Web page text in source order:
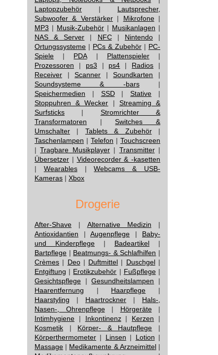
Laptopzubehör | Lautsprecher,
Subwoofer & Verstärker| Mikrofone|
MP3 | Musik-Zubehör | Musikanlagen |
NAS & Server | NFC| Nintendo|
Ortungssysteme | PCs & Zubehör | PC-
Spiele | PDA| Plattenspieler|
Prozessoren | ps3 | ps4 | Radios |
Receiver |Scanner |Soundkarten |
Soundsysteme & -bars|
Speichermedien | SSD|Stative |
Stoppuhren & Wecker | Streaming &
Surfsticks | Stromrichter &
Transformatoren |Switches &
Umschalter | Tablets & Zubehör|
Taschenlampen | Telefon | Touchscreen
|Tragbare Musikplayer| Transmitter|
Übersetzer | Videorecorder & -kasetten
| Wearables|Webcams & USB-
Kameras | Xbox
Drogerie
After-Shave | Alternative Medizin |
Antioxidantien | Augenpflege | Baby-
und Kinderpflege | Badeartikel |
Bartpflege | Beatmungs- & Schlafhilfen |
Crèmes | Deo| Duftmittel | Duschgel|
Entgiftung | Erotikzubehör | Fußpflege|
Gesichtspflege |Gesundheitslampen |
Haarentfernung | Haarpflege |
Haarstyling | Haartrockner | Hals-,
Nasen-, Ohrenpflege| Hörgeräte|
Intimhygiene | Inkontinenz| Kerzen |
Kosmetik | Körper- & Hautpflege |
Körperthermometer | Linsen | Lotion |
Massage | Medikamente & Arzneimittel|